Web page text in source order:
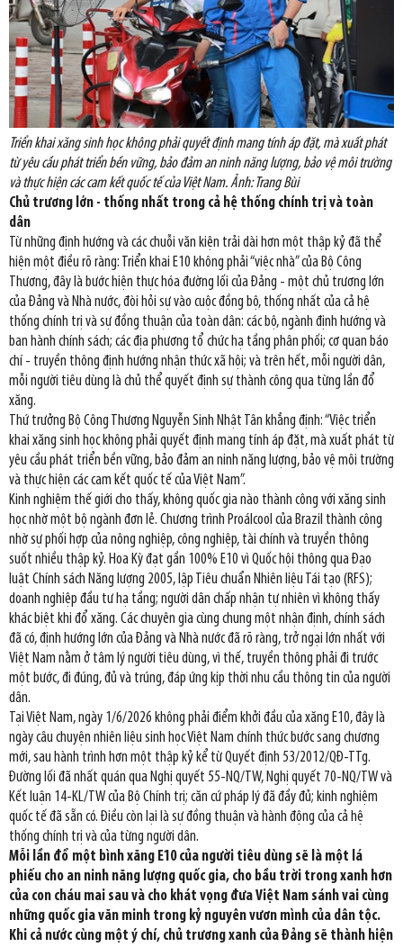
Triển khai xăng sinh học không phải quyết định mang tính áp đặt, mà xuất phát
từ yêu cầu phát triển bền vững, bảo đảm an ninh năng lượng, bảo vệ môi trường
và thực hiện các cam kết quốc tế của Việt Nam. Ảnh: Trang Bùi
Chủ trương lớn - thống nhất trong cả hệ thống chính trị và toàn
dân
Từ những định hướng và các chuỗi văn kiện trải dài hơn một thập kỷ đã thể
hiện một điều rõ ràng: Triển khai E10 không phải “việc nhà” của Bộ Công
Thương, đây là bước hiện thực hóa đường lối của Đảng - một chủ trương lớn
của Đảng và Nhà nước, đòi hỏi sự vào cuộc đồng bộ, thống nhất của cả hệ
thống chính trị và sự đồng thuận của toàn dân: các bộ, ngành định hướng và
ban hành chính sách; các địa phương tổ chức hạ tầng phân phối; cơ quan báo
chí - truyền thông định hướng nhận thức xã hội; và trên hết, mỗi người dân,
mỗi người tiêu dùng là chủ thể quyết định sự thành công qua từng lần đổ
xăng.
Thứ trưởng Bộ Công Thương Nguyễn Sinh Nhật Tân khẳng định: “Việc triển
khai xăng sinh học không phải quyết định mang tính áp đặt, mà xuất phát từ
yêu cầu phát triển bền vững, bảo đảm an ninh năng lượng, bảo vệ môi trường
và thực hiện các cam kết quốc tế của Việt Nam”.
Kinh nghiệm thế giới cho thấy, không quốc gia nào thành công với xăng sinh
học nhờ một bộ ngành đơn lẻ. Chương trình Proálcool của Brazil thành công
nhờ sự phối hợp của nông nghiệp, công nghiệp, tài chính và truyền thông
suốt nhiều thập kỷ. Hoa Kỳ đạt gần 100% E10 vì Quốc hội thông qua Đạo
luật Chính sách Năng lượng 2005, lập Tiêu chuẩn Nhiên liệu Tái tạo (RFS);
doanh nghiệp đầu tư hạ tầng; người dân chấp nhận tự nhiên vì không thấy
khác biệt khi đổ xăng. Các chuyên gia cùng chung một nhận định, chính sách
đã có, định hướng lớn của Đảng và Nhà nước đã rõ ràng, trở ngại lớn nhất với
Việt Nam nằm ở tâm lý người tiêu dùng, vì thế, truyền thông phải đi trước
một bước, đi đúng, đủ và trúng, đáp ứng kịp thời nhu cầu thông tin của người
dân.
Tại Việt Nam, ngày 1/6/2026 không phải điểm khởi đầu của xăng E10, đây là
ngày câu chuyện nhiên liệu sinh học Việt Nam chính thức bước sang chương
mới, sau hành trình hơn một thập kỷ kể từ Quyết định 53/2012/QĐ-TTg.
Đường lối đã nhất quán qua Nghị quyết 55-NQ/TW, Nghị quyết 70-NQ/TW và
Kết luận 14-KL/TW của Bộ Chính trị; căn cứ pháp lý đã đầy đủ; kinh nghiệm
quốc tế đã sẵn có. Điều còn lại là sự đồng thuận và hành động của cả hệ
thống chính trị và của từng người dân.
Mỗi lần đổ một bình xăng E10 của người tiêu dùng sẽ là một lá
phiếu cho an ninh năng lượng quốc gia, cho bầu trời trong xanh hơn
của con cháu mai sau và cho khát vọng đưa Việt Nam sánh vai cùng
những quốc gia văn minh trong kỷ nguyên vươn mình của dân tộc.
Khi cả nước cùng một ý chí, chủ trương xanh của Đảng sẽ thành hiện